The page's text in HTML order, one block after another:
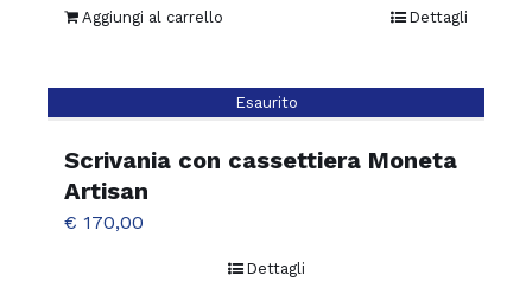
opzioni
nella
pagina
del
Aggiungi al carrello Dettagli
Esaurito
Scrivania con cassettiera Moneta
Artisan
€ 170,00
Dettagli